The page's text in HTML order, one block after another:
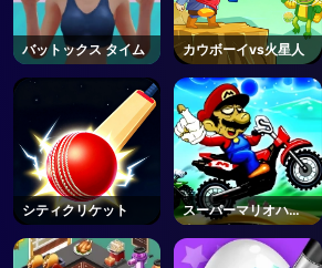
バットックス タイム カウボーイvs火星人
シティクリケット
スーパーマリオハロ
ウィンウィリー